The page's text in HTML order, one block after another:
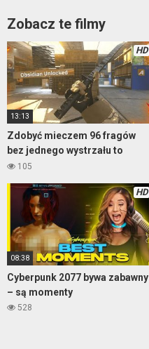
Zobacz te filmy
HD
13:13
Zdobyć mieczem 96 fragów
bez jednego wystrzału to
wyczyn
105
HD
08:38
Cyberpunk 2077 bywa zabawny
– są momenty
528